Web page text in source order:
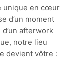
unique en cœur
d’un moment
afterwork
notre lieu
devient vôtre :